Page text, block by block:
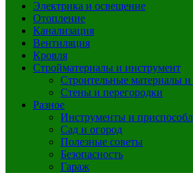
Электрика и освещение
Отопление
Канализация
Вентиляция
Кровля
Стройматериалы и инструмент
Строительные материалы и
Стены и перегородки
Разное
Инструменты и
Сад и огород
Полезные советы
Безопасность
Гараж